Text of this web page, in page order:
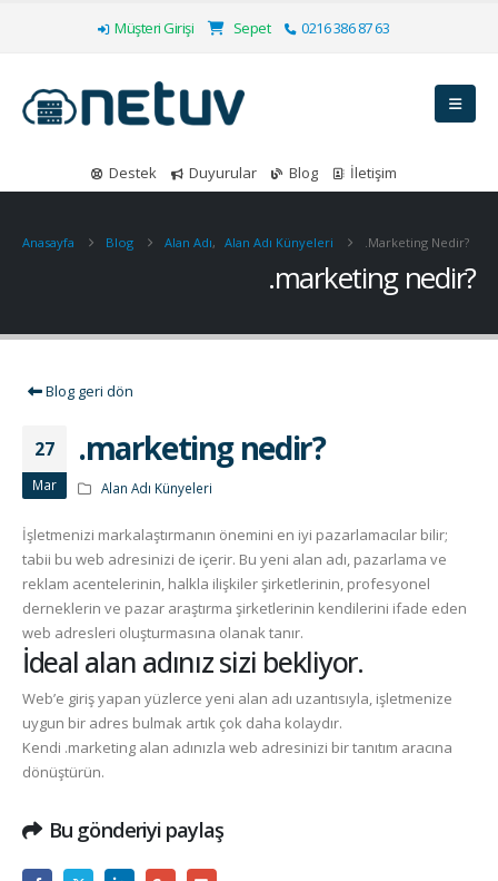
Müşteri Girişi Sepet 0216 386 87 63
Destek Duyurular Blog İletişim
Anasayfa Blog Alan Adı, Alan Adı Künyeleri .marketing Nedir?
.marketing nedir?
Blog geri dön
27
Mar
.marketing nedir?
Alan Adı Künyeleri
İşletmenizi markalaştırmanın önemini en iyi pazarlamacılar bilir;
tabii bu web adresinizi de içerir. Bu yeni alan adı, pazarlama ve
reklam acentelerinin, halkla ilişkiler şirketlerinin, profesyonel
derneklerin ve pazar araştırma şirketlerinin kendilerini ifade eden
web adresleri oluşturmasına olanak tanır.
İdeal alan adınız sizi bekliyor.
Web’e giriş yapan yüzlerce yeni alan adı uzantısıyla, işletmenize
uygun bir adres bulmak artık çok daha kolaydır.
Kendi .marketing alan adınızla web adresinizi bir tanıtım aracına
dönüştürün.
Bu gönderiyi paylaş